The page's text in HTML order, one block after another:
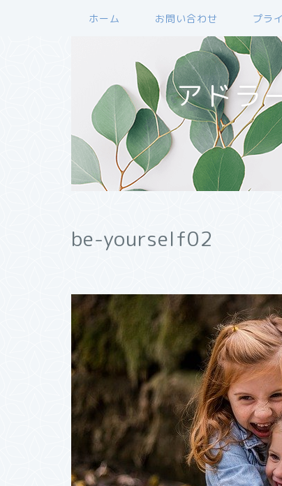
ホーム お問い合わせ プラ
アドラ
be-yourself02